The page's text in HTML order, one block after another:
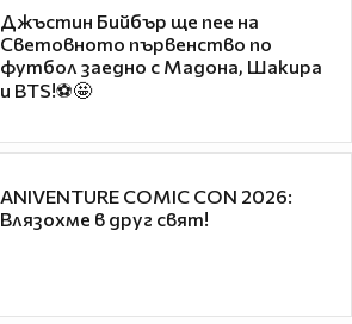
Джъстин Бийбър ще пее на
Световното първенство по
футбол заедно с Мадона, Шакира
и BTS!⚽🤩
ANIVENTURE COMIC CON 2026:
Влязохме в друг свят!